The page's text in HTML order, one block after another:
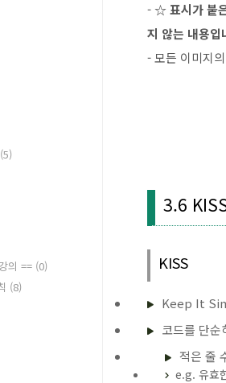
-☆ 표시가 붙
지 않는 내용입
- 모든 이미지
3.6
KISS
Keep It
코드를 단순
적은 줄
e.g. 유효
(5)
의 == (0)
(8)